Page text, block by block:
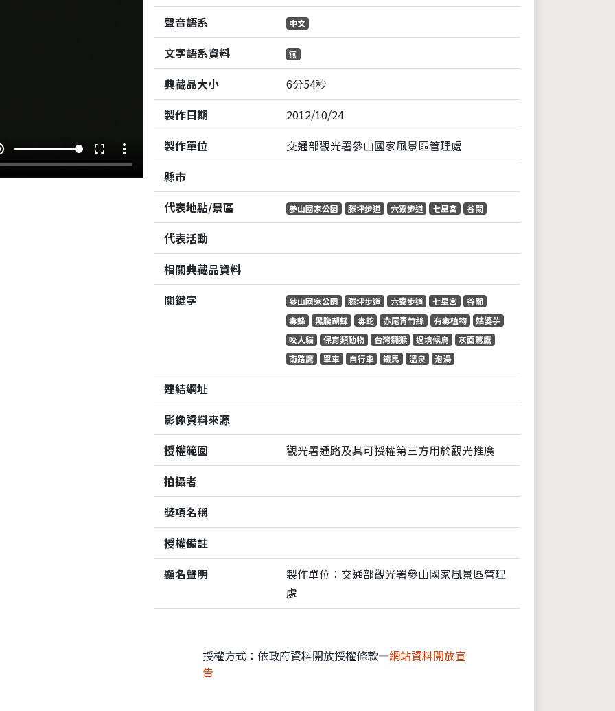
fullscreen more_vert
聲音語系 中文
文字語系資料 無
典藏品大小
6分54秒
製作日期
2012/10/24
製作單位
交通部觀光署參山國家風景區管理處
縣市
代表地點/景區
參山國家公園 滕坪步道 六寮步道 七星宮 谷關
代表活動
相關典藏品資料
關鍵字
參山國家公園 滕坪步道 六寮步道 七星宮
谷關
毒蜂
黑腹胡蜂 毒蛇 赤尾青竹絲 有毒植物
姑婆芋
咬人貓
保育類動物 台灣獼猴 過境候鳥
灰面鵟鷹
南路鷹
單車 自行車 鐵馬 溫泉 泡湯
連結網址
影像資料來源
授權範圍
觀光署通路及其可授權第三方用於觀光推廣
拍攝者
獎項名稱
授權備註
顯名聲明
製作單位：交通部觀光署參山國家風景區管理
處
授權方式：依政府資料開放授權條款—網站資料開放宣
告